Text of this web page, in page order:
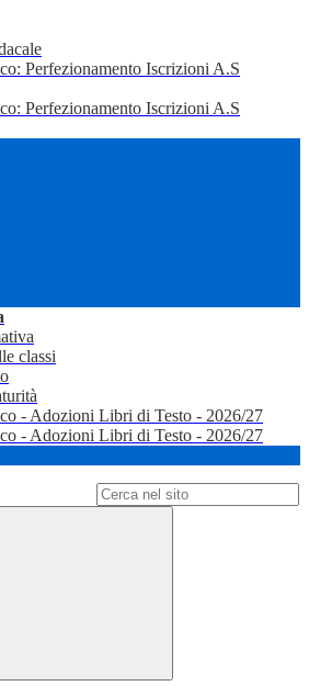
Perfezionamento Iscrizioni A.S
Perfezionamento Iscrizioni A.S
classi
- Adozioni Libri di Testo - 2026/27
- Adozioni Libri di Testo - 2026/27